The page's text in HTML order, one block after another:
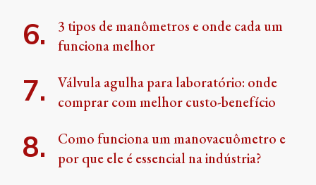
3 tipos de manômetros e onde cada um
funciona melhor
Válvula agulha para laboratório: onde
comprar com melhor custo-benefício
Como funciona um manovacuômetro e
por que ele é essencial na indústria?